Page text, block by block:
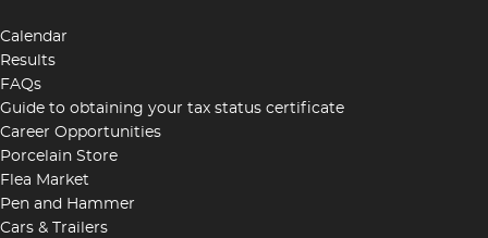
Calendar
Results
FAQs
Guide to obtaining your tax status certificate
Career Opportunities
Porcelain Store
Flea Market
Pen and Hammer
Cars & Trailers